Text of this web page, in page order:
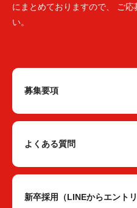
にまとめておりますので、 ご
い。
募集要項
よくある質問
新卒採用（LINEからエントリ